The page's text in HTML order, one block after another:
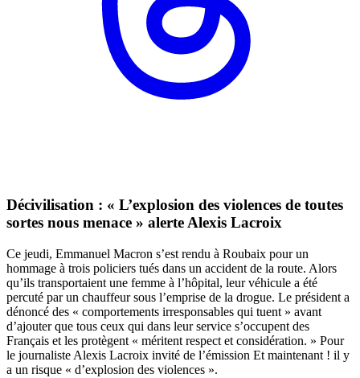
Décivilisation : « L’explosion des violences de toutes
sortes nous menace » alerte Alexis Lacroix
Ce jeudi, Emmanuel Macron s’est rendu à Roubaix pour un
hommage à trois policiers tués dans un accident de la route. Alors
qu’ils transportaient une femme à l’hôpital, leur véhicule a été
percuté par un chauffeur sous l’emprise de la drogue. Le président a
dénoncé des « comportements irresponsables qui tuent » avant
d’ajouter que tous ceux qui dans leur service s’occupent des
Français et les protègent « méritent respect et considération. » Pour
le journaliste Alexis Lacroix invité de l’émission Et maintenant ! il y
a un risque « d’explosion des violences ».